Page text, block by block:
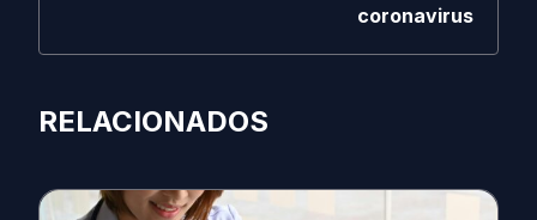
coronavirus
RELACIONADOS